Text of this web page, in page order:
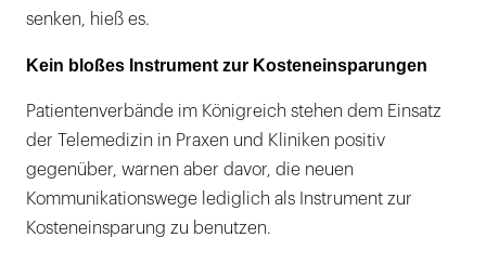
senken, hieß es.
Kein bloßes Instrument zur Kosteneinsparungen
Patientenverbände im Königreich stehen dem Einsatz
der Telemedizin in Praxen und Kliniken positiv
gegenüber, warnen aber davor, die neuen
Kommunikationswege lediglich als Instrument zur
Kosteneinsparung zu benutzen.